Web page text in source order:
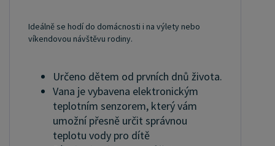
Ideálně se hodí do domácnosti i na výlety nebo
víkendovou návštěvu rodiny.
Určeno dětem od prvních dnů života.
Vana je vybavena elektronickým
teplotním senzorem, který vám
umožní přesně určit správnou
teplotu vody pro dítě